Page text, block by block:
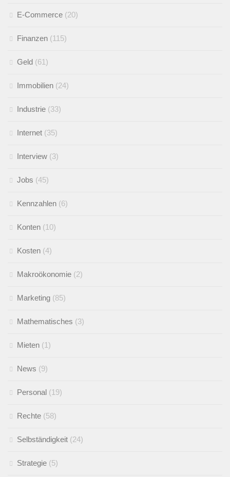
E-Commerce (20)
Finanzen (115)
Geld (61)
Immobilien (24)
Industrie (33)
Internet (35)
Interview (3)
Jobs (45)
Kennzahlen (6)
Konten (10)
Kosten (4)
Makroökonomie (2)
Marketing (85)
Mathematisches (3)
Mieten (1)
News (9)
Personal (19)
Rechte (58)
Selbständigkeit (24)
Strategie (5)